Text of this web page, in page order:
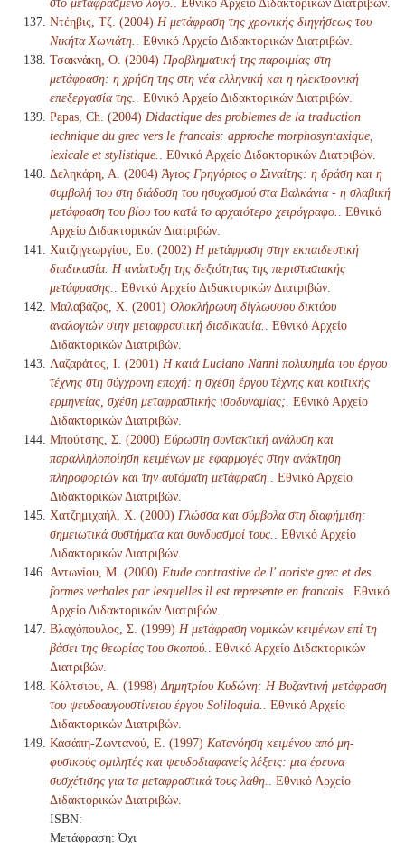
στο μεταφρασμένο λόγο.
. Εθνικό Αρχείο Διδακτορικών Διατριβών.
Ντέηβις, Τζ. (2004) Η μετάφραση της χρονικής διηγήσεως του
Νικήτα Χωνιάτη.
. Εθνικό Αρχείο Διδακτορικών Διατριβών.
Τσακνάκη, Ο. (2004) Προβληματική της παροιμίας στη
μετάφραση: η χρήση της στη νέα ελληνική και η ηλεκτρονική
επεξεργασία της.
. Εθνικό Αρχείο Διδακτορικών Διατριβών.
Papas, Ch. (2004) Didactique des problemes de la traduction
technique du grec vers le francais: approche morphosyntaxique,
lexicale et stylistique.
. Εθνικό Αρχείο Διδακτορικών Διατριβών.
Δεληκάρη, Α. (2004) Άγιος Γρηγόριος ο Σιναίτης: η δράση και η
συμβολή του στη διάδοση του ησυχασμού στα Βαλκάνια - η σλαβική
μετάφραση του βίου του κατά το αρχαιότερο χειρόγραφο.
. Εθνικό
Αρχείο Διδακτορικών Διατριβών.
Χατζηγεωργίου, Ευ. (2002) Η μετάφραση στην εκπαιδευτική
διαδικασία. Η ανάπτυξη της δεξιότητας της περιστασιακής
μετάφρασης.
. Εθνικό Αρχείο Διδακτορικών Διατριβών.
Μαλαβάζος, Χ. (2001) Ολοκλήρωση δίγλωσσου δικτύου
αναλογιών στην μεταφραστική διαδικασία.
. Εθνικό Αρχείο
Διδακτορικών Διατριβών.
Λαζαράτος, Ι. (2001) Η κατά Luciano Nanni πολυσημία του έργου
τέχνης στη σύγχρονη εποχή: η σχέση έργου τέχνης και κριτικής
ερμηνείας, σχέση μεταφραστικής ισοδυναμίας; . Εθνικό Αρχείο
Διδακτορικών Διατριβών.
Μπούτσης, Σ. (2000) Εύρωστη συντακτική ανάλυση και
παραλληλοποίηση κειμένων με εφαρμογές στην ανάκτηση
πληροφοριών και την αυτόματη μετάφραση.
. Εθνικό Αρχείο
Διδακτορικών Διατριβών.
Χατζημιχαήλ, Χ. (2000) Γλώσσα και σύμβολα στη διαφήμιση:
σημειωτικά συστήματα και συνδυασμοί τους.
. Εθνικό Αρχείο
Διδακτορικών Διατριβών.
Αντωνίου, Μ. (2000) Etude contrastive de l' aoriste grec et des
formes verbales par lesquelles il est represente en francais.
. Εθνικό
Αρχείο Διδακτορικών Διατριβών.
Βλαχόπουλος, Σ. (1999) Η μετάφραση νομικών κειμένων επί τη
βάσει της θεωρίας του σκοπού.
. Εθνικό Αρχείο Διδακτορικών
Διατριβών.
Κόλτσιου, Α. (1998) Δημητρίου Κυδώνη: Η Βυζαντινή μετάφραση
του ψευδοαυγουστίνειου έργου Soliloquia.
. Εθνικό Αρχείο
Διδακτορικών Διατριβών.
Κασάπη-Ζωντανού, Ε. (1997) Κατανόηση κειμένου από μη-
φυσικούς ομιλητές και ψευδοδιαφανείς λέξεις: μια έρευνα
συσχέτισης για τα μεταφραστικά τους λάθη.
. Εθνικό Αρχείο
Διδακτορικών Διατριβών.
ISBN:
Μετάφραση: Όχι